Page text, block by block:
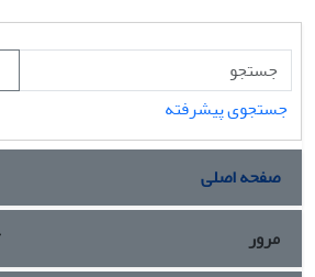
جستجوی پیشرفته
صفحه اصلی
مرور